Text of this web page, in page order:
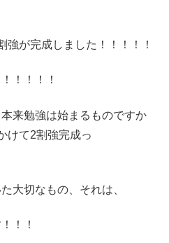
強が完成しました！！！！！
！！！！
来勉強は始まるものですか
けて2割強完成っ
大切なもの、それは、
！！